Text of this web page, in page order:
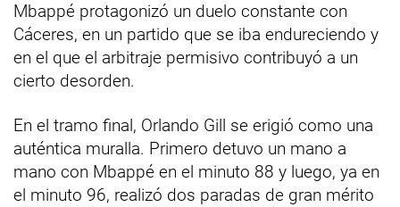
Mbappé protagonizó un duelo constante con
Cáceres, en un partido que se iba endureciendo y
en el que el arbitraje permisivo contribuyó a un
cierto desorden.
En el tramo final, Orlando Gill se erigió como una
auténtica muralla. Primero detuvo un mano a
mano con Mbappé en el minuto 88 y luego, ya en
el minuto 96, realizó dos paradas de gran mérito